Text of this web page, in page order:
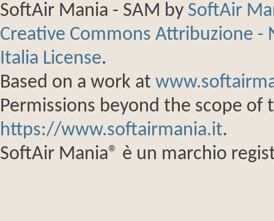
tra utenti ci siano offese,
Siccome niente e nessuno ci
“disturbatore della quiete” verrà
Ecco in breve le leggi di SAM:
SoftAir Mania - SAM by SoftAir
Creative Commons Attribuzione
Italia License.
Based on a work at
Permissions beyond the scope of
https://www.softairmania.it.
SoftAir Mania® è un marchio